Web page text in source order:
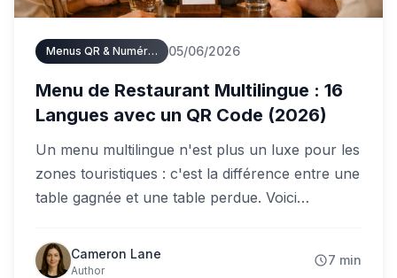
Menus QR & Numériques 05/06/2026
Menu de Restaurant Multilingue : 16
Langues avec un QR Code (2026)
Un menu multilingue n'est plus un luxe pour les
zones touristiques : c'est la différence entre une
table gagnée et une table perdue. Voici
code, sans réimprimer ni sur-embaucher.
Cameron Lane
Author
7 min